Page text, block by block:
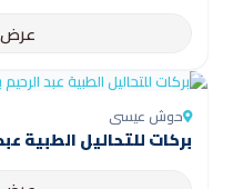
عرض
حوش عيسى
بركات للتحاليل الطبية